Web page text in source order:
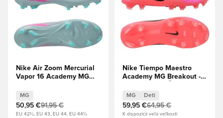
Nike Air Zoom Mercurial
Vapor 16 Academy MG
kocka/Pink Blast
MG
50,95 €91,95 €
EU 42½, EU 43, EU 44, EU 44½
Nike Tiempo Maestro
Academy MG Breakout -
MG Deti
59,95 €64,95 €
K dispozícii veľa veľkostí